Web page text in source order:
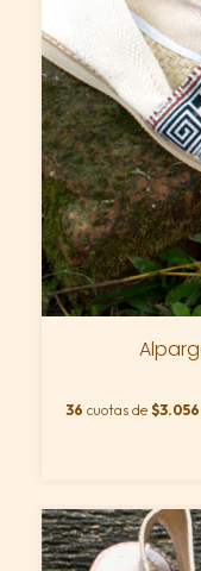
36 cuotas de